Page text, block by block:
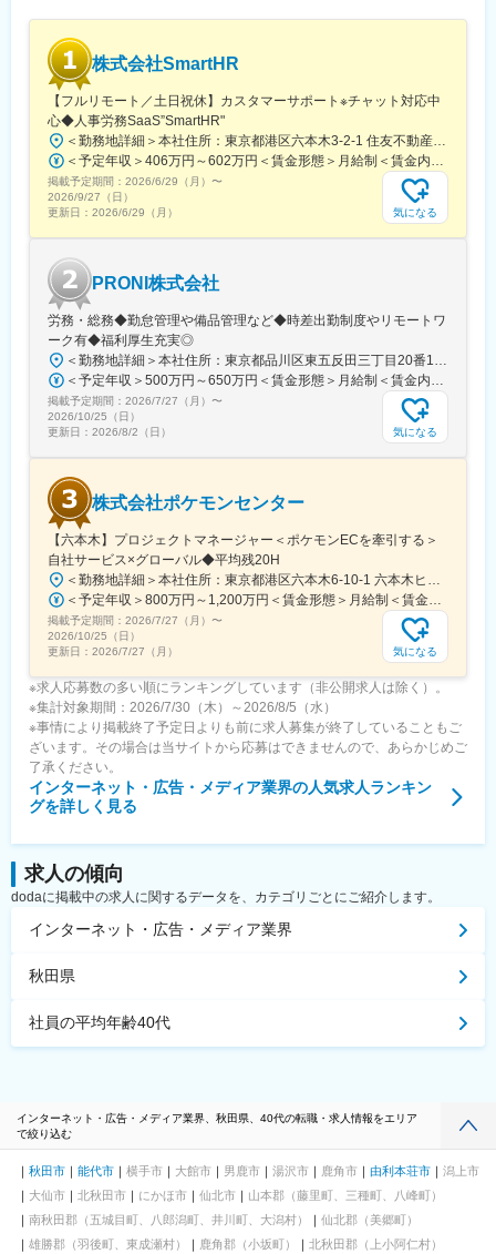
す。各月対応する順番が定められていて、1番目に担当している方
が対応できない場合は2番目以降のメンバーへ連絡が行く体制を取
っています。
※前年度の夜間・休日対応は年間19件。
■システム環境
・DB：Aurora PostgreSQL
・インフラ：AWS
・ドキュメント管理：Google Workspace /Microsoft 365
・プロジェクト管理：Backlog /Jira
・コミュニケーション：Slack
・生成AI：Claude/Gemini/ChatGPT
・パスワードマネージャー：1Password
■組織構成
エンジニア、デザイナー合わせて42名程が在籍。運用チームは現
在7名が在籍。
フルリモート・裁量労働制で、状況に合わせて調整しながら勤務
可能。
変更の範囲：会社の定める業務
株式会社SmartHR
【フルリモート／土日祝休】カスタマーサポート※チャット対応中
心◆人事労務SaaS”SmartHR"
＜勤務地詳細＞本社住所：東京都港区六本木3-2-1 住友不動産六本木グランドタワー勤務地最寄駅：東京メトロ南北線／六本木一丁目駅受動喫煙対策：屋内全面禁煙変更の範囲：会社の定める事業所（リモートワーク含む）
＜予定年収＞406万円～602万円＜賃金形態＞月給制＜賃金内訳＞月額（基本給）：212,480円～315,200円その他固定手当/月：5,000円固定残業手当/月：77,520円～114,800円（固定残業時間45時間0分/月）超過した時間外労働の残業手当は追加支給＜月給＞295,000円～435,000円（一律手当を含む）＜昇給有無＞有＜残業手当＞有賃金はあくまでも目安の金額であり、選考を通じて上下する可能性があります。月給(月額)は固定手当を含めた表記です。
掲載予定期間： 2026/6/29（月） 〜
2026/9/27（日）
更新日： 2026/6/29（月） 気になる
PRONI株式会社
労務・総務◆勤怠管理や備品管理など◆時差出勤制度やリモートワ
ーク有◆福利厚生充実◎
＜勤務地詳細＞本社住所：東京都品川区東五反田三丁目20番14号 住友不動産高輪パークタワー12F・18F勤務地最寄駅：JR線・都営浅草線・東急池上線／五反田駅受動喫煙対策：屋内喫煙可能場所あり変更の範囲：会社の定める事業所（リモートワーク含む）
＜予定年収＞500万円～650万円＜賃金形態＞月給制＜賃金内訳＞月額（基本給）：317,771円～413,102円固定残業手当/月：98,896円～128,565円（固定残業時間40時間0分/月）超過した時間外労働の残業手当は追加支給＜月給＞416,667円～541,667円（一律手当を含む）＜昇給有無＞有＜残業手当＞有＜給与補足＞経験・スキルに応じて決定成果に応じた個人賞与制度あり（半期ごと）賃金はあくまでも目安の金額であり、選考を通じて上下する可能性があります。月給(月額)は固定手当を含めた表記です。
掲載予定期間： 2026/7/27（月） 〜
2026/10/25（日）
更新日： 2026/8/2（日） 気になる
株式会社ポケモンセンター
【六本木】プロジェクトマネージャー＜ポケモンECを牽引する＞
自社サービス×グローバル◆平均残20H
＜勤務地詳細＞本社住所：東京都港区六本木6-10-1 六本木ヒルズ森タワー47F受動喫煙対策：屋内全面禁煙変更の範囲：会社の定める事業所（リモートワーク含む）
＜予定年収＞800万円～1,200万円＜賃金形態＞月給制＜賃金内訳＞月額（基本給）：598,822円～837,000円固定残業手当/月：109,011円～163,480円（固定残業時間25時間0分/月）超過した時間外労働の残業手当は追加支給＜月給＞707,833円～1,000,480円（一律手当を含む）＜昇給有無＞有＜残業手当＞有賃金はあくまでも目安の金額であり、選考を通じて上下する可能性があります。月給(月額)は固定手当を含めた表記です。
掲載予定期間： 2026/7/27（月） 〜
2026/10/25（日）
更新日： 2026/7/27（月） 気になる
※求人応募数の多い順にランキングしています（非公開求人は除く）。
※集計対象期間：2026/7/30（木）～2026/8/5（水）
※事情により掲載終了予定日よりも前に求人募集が終了していることもご
ざいます。その場合は当サイトから応募はできませんので、あらかじめご
了承ください。
インターネット・広告・メディア業界の人気求人ランキン
グを詳しく見る
求人の傾向
dodaに掲載中の求人に関するデータを、カテゴリごとにご紹介します。
インターネット・広告・メディア業界
秋田県
社員の平均年齢40代
インターネット・広告・メディア業界、秋田県、40代の転職・求人情報をエリア
で絞り込む
秋田市 能代市 横手市 大館市 男鹿市 湯沢市 鹿角市 由利本荘市
潟上市
大仙市
北秋田市 にかほ市 仙北市
山本郡（藤里町、三種町、八峰町）
南秋田郡（五城目町、八郎潟町、井川町、大潟村）
仙北郡（美郷町）
雄勝郡（羽後町、東成瀬村）
鹿角郡（小坂町） 北秋田郡（上小阿仁村）